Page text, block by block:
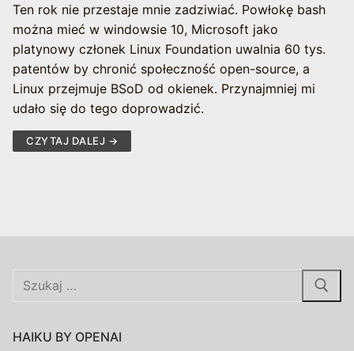
Ten rok nie przestaje mnie zadziwiać. Powłokę bash
można mieć w windowsie 10, Microsoft jako
platynowy członek Linux Foundation uwalnia 60 tys.
patentów by chronić społeczność open-source, a
Linux przejmuje BSoD od okienek. Przynajmniej mi
udało się do tego doprowadzić.
CZYTAJ DALEJ →
Szukaj:
HAIKU BY OPENAI